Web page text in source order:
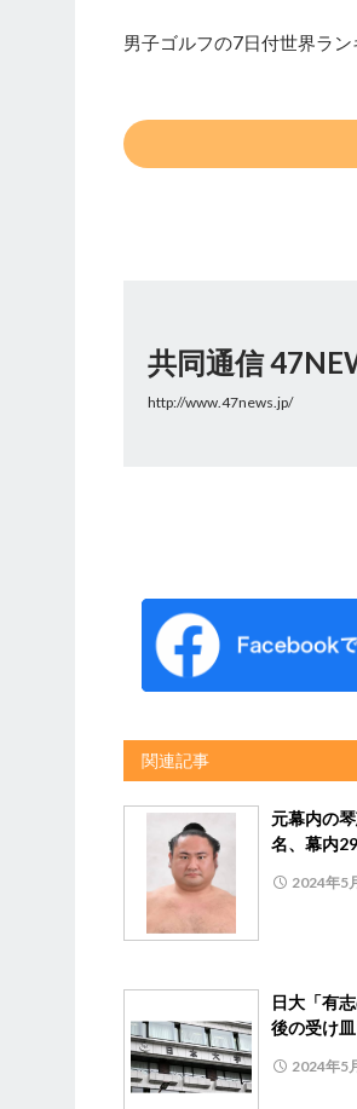
男子ゴルフの7日付世界ラ
共同通信
http://www.47news.jp/
関連記事
元幕内の
名、幕内
2024年5
日大「有
後の受け皿
2024年5